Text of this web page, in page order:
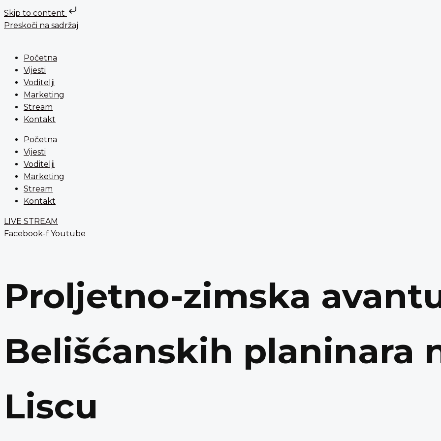
Skip to content
Preskoči na sadržaj
Početna
Vijesti
Voditelji
Marketing
Stream
Kontakt
Početna
Vijesti
Voditelji
Marketing
Stream
Kontakt
LIVE STREAM
Facebook-f Youtube
Proljetno-zimska
Belišćanskih planinara
Liscu